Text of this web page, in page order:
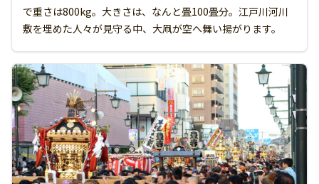
で重さは800kg。大きさは、なんと畳100畳分。江戸川河川
敷を埋めた人々が見守る中、大凧が空へ舞い揚がります。